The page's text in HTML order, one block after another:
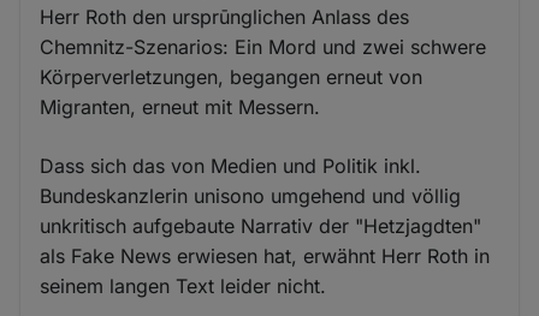
Herr Roth den ursprūnglichen Anlass des
Chemnitz-Szenarios: Ein Mord und zwei schwere
Körperverletzungen, begangen erneut von
Migranten, erneut mit Messern.
Dass sich das von Medien und Politik inkl.
Bundeskanzlerin unisono umgehend und völlig
unkritisch aufgebaute Narrativ der "Hetzjagdten"
als Fake News erwiesen hat, erwähnt Herr Roth in
seinem langen Text leider nicht.